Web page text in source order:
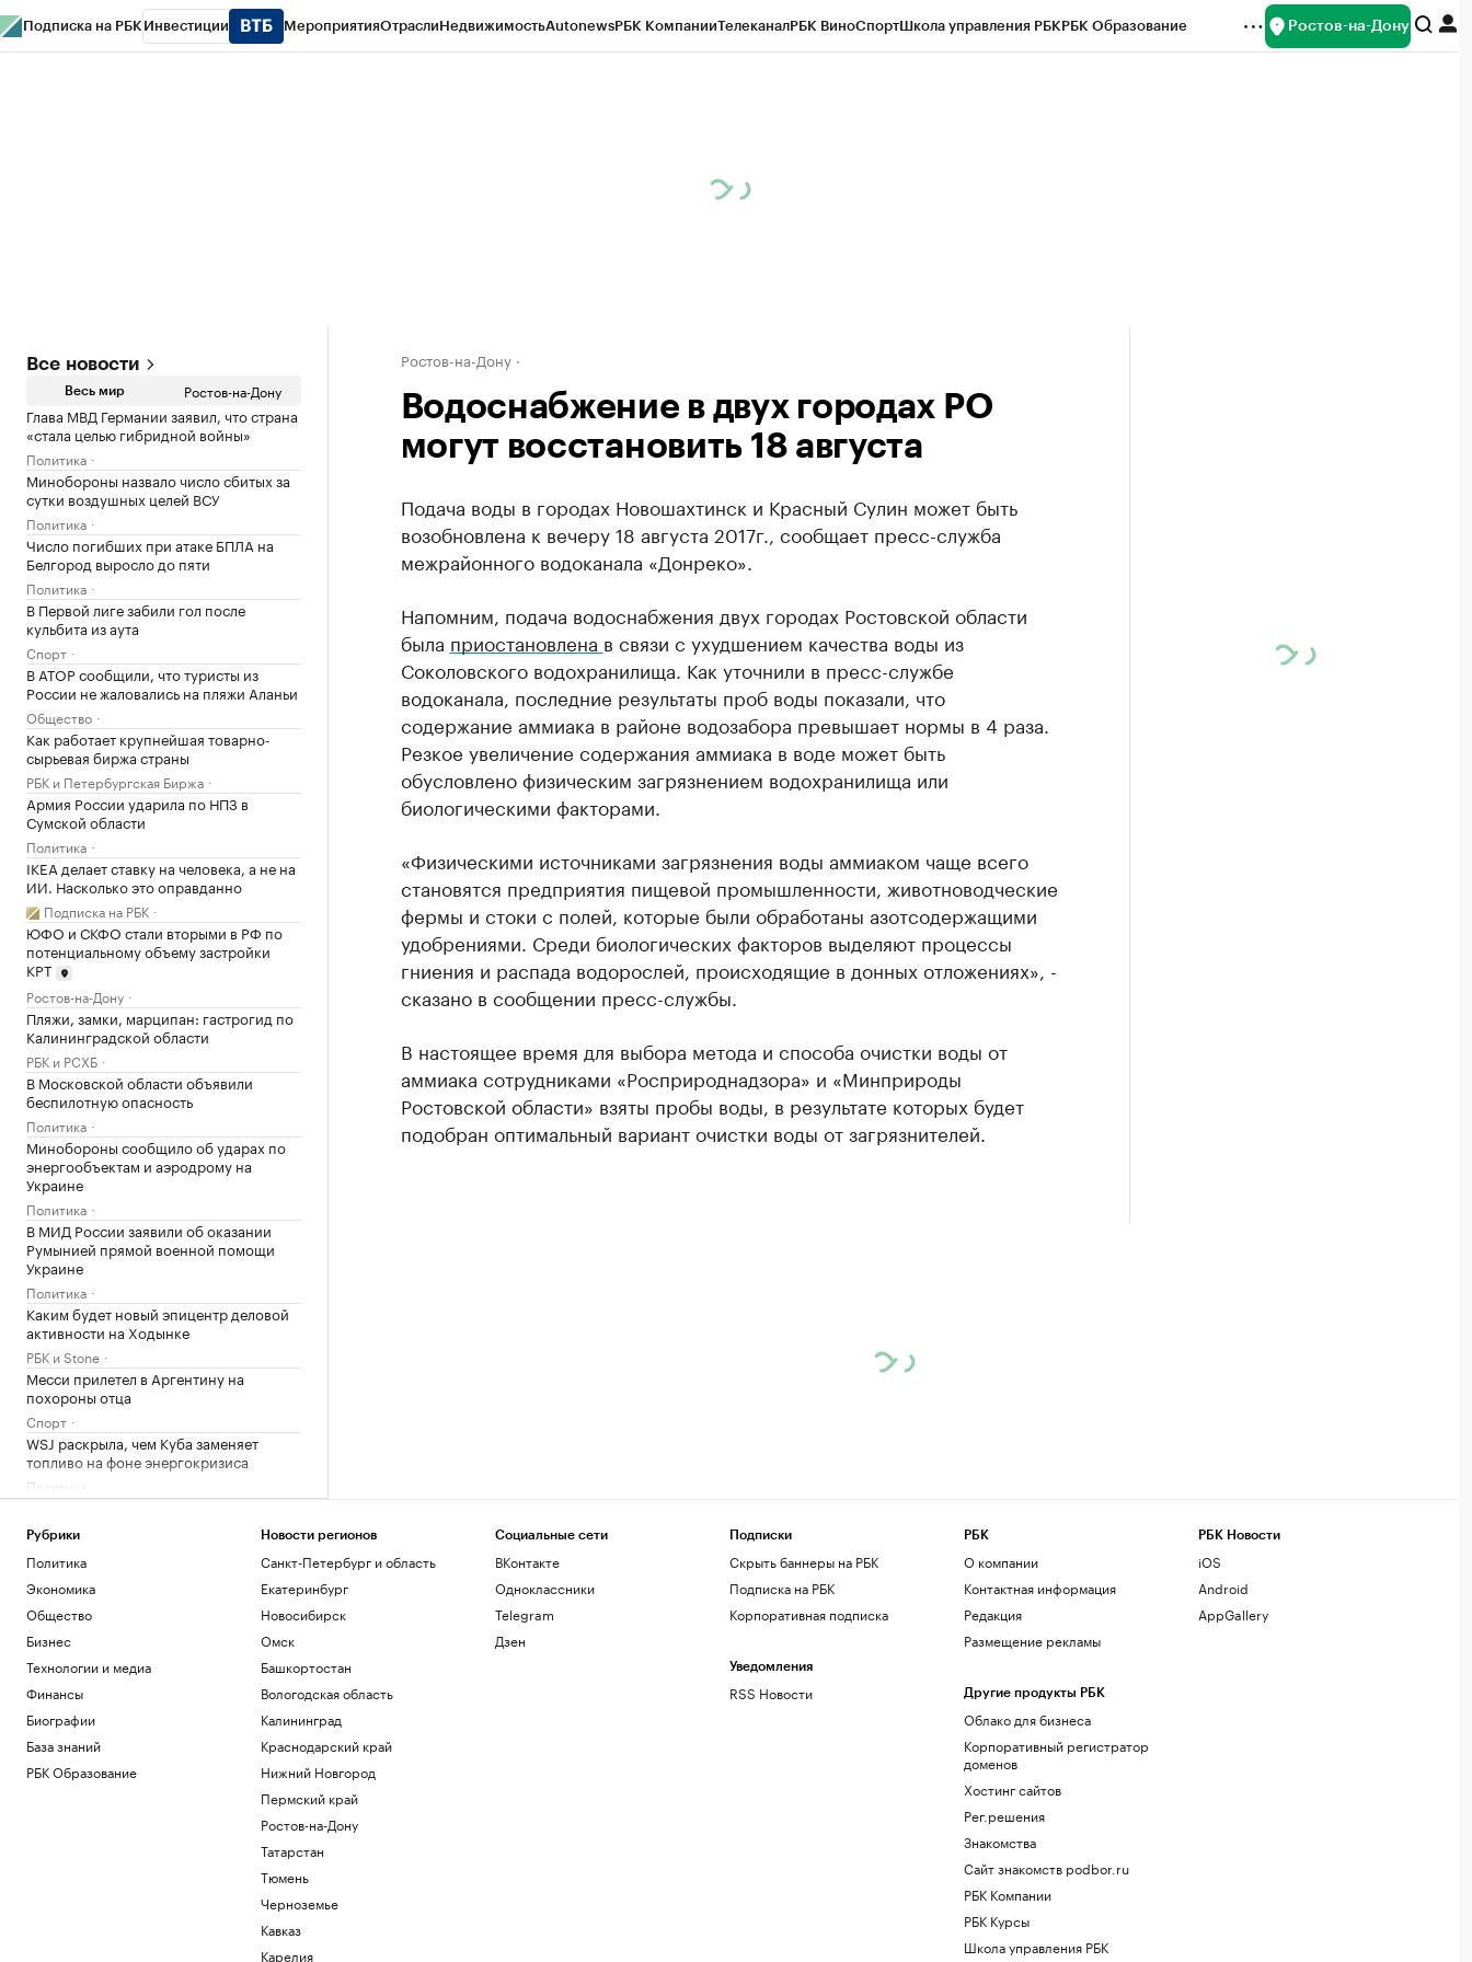
Подписка на РБК Инвестиции МероприятияОтраслиНедвижимостьAutonewsРБК КомпанииТелеканалРБК ВиноСпортШкола управления РБКРБК Образование Ростов-на-Дону
Все новости
Весь мир Ростов-на-Дону
Глава МВД Германии заявил, что страна
«стала целью гибридной войны»
Политика
Минобороны назвало число сбитых за
сутки воздушных целей ВСУ
Политика
Число погибших при атаке БПЛА на
Белгород выросло до пяти
Политика
В Первой лиге забили гол после
кульбита из аута
Спорт
В АТОР сообщили, что туристы из
России не жаловались на пляжи Аланьи
Общество
Как работает крупнейшая товарно-
сырьевая биржа страны
РБК и Петербургская Биржа
Армия России ударила по НПЗ в
Сумской области
Политика
IKEA делает ставку на человека, а не на
ИИ. Насколько это оправданно
Подписка на РБК
ЮФО и СКФО стали вторыми в РФ по
потенциальному объему застройки
КРТ
Ростов-на-Дону
Пляжи, замки, марципан: гастрогид по
Калининградской области
РБК и РСХБ
В Московской области объявили
беспилотную опасность
Политика
Минобороны сообщило об ударах по
энергообъектам и аэродрому на
Украине
Политика
В МИД России заявили об оказании
Румынией прямой военной помощи
Украине
Политика
Каким будет новый эпицентр деловой
активности на Ходынке
РБК и Stone
Месси прилетел в Аргентину на
похороны отца
Спорт
WSJ раскрыла, чем Куба заменяет
топливо на фоне энергокризиса
Политика
Подросток стал жертвой мошенников.
План для родителей в первые 24 часа
Минобороны сообщило о взятии
Васютинского и Торецкого в ДНР
Политика
В Сеуте оценили число оставшихся
нелегальных мигрантов из Марокко
Общество
В Британии изменили энергопроект на
£430 млн из-за «могилы» эльфа Добби
Экономика
Загрузить еще
Ростов-на-Дону
Водоснабжение в двух городах РО
могут восстановить 18 августа
Подача воды в городах Новошахтинск и Красный Сулин может быть
возобновлена к вечеру 18 августа 2017г., сообщает пресс-служба
межрайонного водоканала «Донреко».
Напомним, подача водоснабжения двух городах Ростовской области
была приостановлена в связи с ухудшением качества воды из
Соколовского водохранилища. Как уточнили в пресс-службе
водоканала, последние результаты проб воды показали, что
содержание аммиака в районе водозабора превышает нормы в 4 раза.
Резкое увеличение содержания аммиака в воде может быть
обусловлено физическим загрязнением водохранилища или
биологическими факторами.
«Физическими источниками загрязнения воды аммиаком чаще всего
становятся предприятия пищевой промышленности, животноводческие
фермы и стоки с полей, которые были обработаны азотсодержащими
удобрениями. Среди биологических факторов выделяют процессы
гниения и распада водорослей, происходящие в донных отложениях», -
сказано в сообщении пресс-службы.
В настоящее время для выбора метода и способа очистки воды от
аммиака сотрудниками «Росприроднадзора» и «Минприроды
Ростовской области» взяты пробы воды, в результате которых будет
подобран оптимальный вариант очистки воды от загрязнителей.
Рубрики
Политика
Экономика
Общество
Бизнес
Технологии и медиа
Финансы
Биографии
База знаний
РБК Образование
Новости регионов
Санкт-Петербург и область
Екатеринбург
Новосибирск
Омск
Башкортостан
Вологодская область
Калининград
Краснодарский край
Нижний Новгород
Пермский край
Ростов-на-Дону
Татарстан
Тюмень
Черноземье
Кавказ
Карелия
Социальные сети
ВКонтакте
Одноклассники
Telegram
Дзен
Подписки
Скрыть баннеры на РБК
Подписка на РБК
Корпоративная подписка
Уведомления
RSS Новости
РБК
О компании
Контактная информация
Редакция
Размещение рекламы
Другие продукты РБК
Облако для бизнеса
Корпоративный регистратор
доменов
Хостинг сайтов
Рег.решения
Знакомства
Сайт знакомств podbor.ru
РБК Компании
РБК Курсы
Школа управления РБК
РБК Новости
iOS
Android
AppGallery